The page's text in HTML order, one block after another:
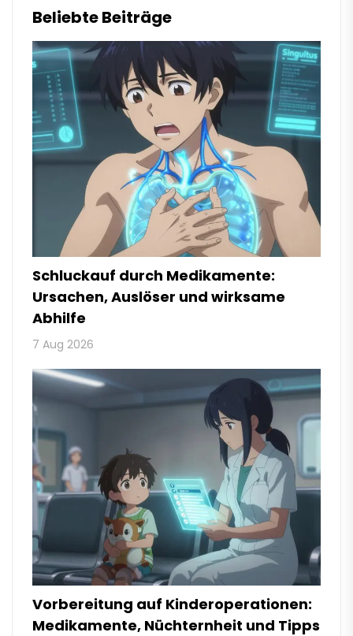
Beliebte Beiträge
Schluckauf durch Medikamente:
Ursachen, Auslöser und wirksame
Abhilfe
7 Aug 2026
Vorbereitung auf Kinderoperationen:
Medikamente, Nüchternheit und Tipps